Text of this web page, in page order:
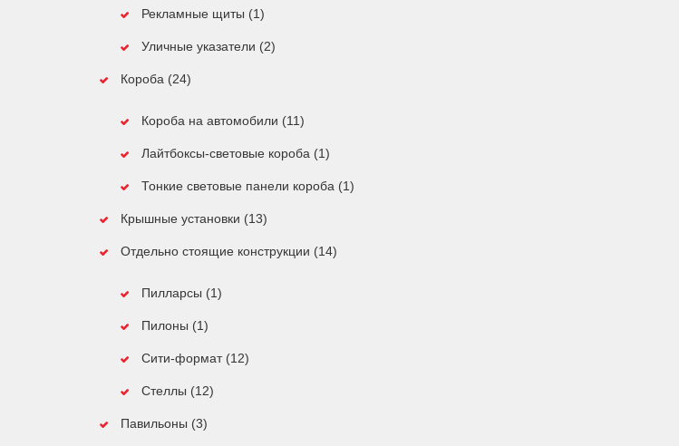
Рекламные щиты (1)
Уличные указатели (2)
Короба (24)
Короба на автомобили (11)
Лайтбоксы-световые короба (1)
Тонкие световые панели короба (1)
Крышные установки (13)
Отдельно стоящие конструкции (14)
Пилларсы (1)
Пилоны (1)
Сити-формат (12)
Стеллы (12)
Павильоны (3)